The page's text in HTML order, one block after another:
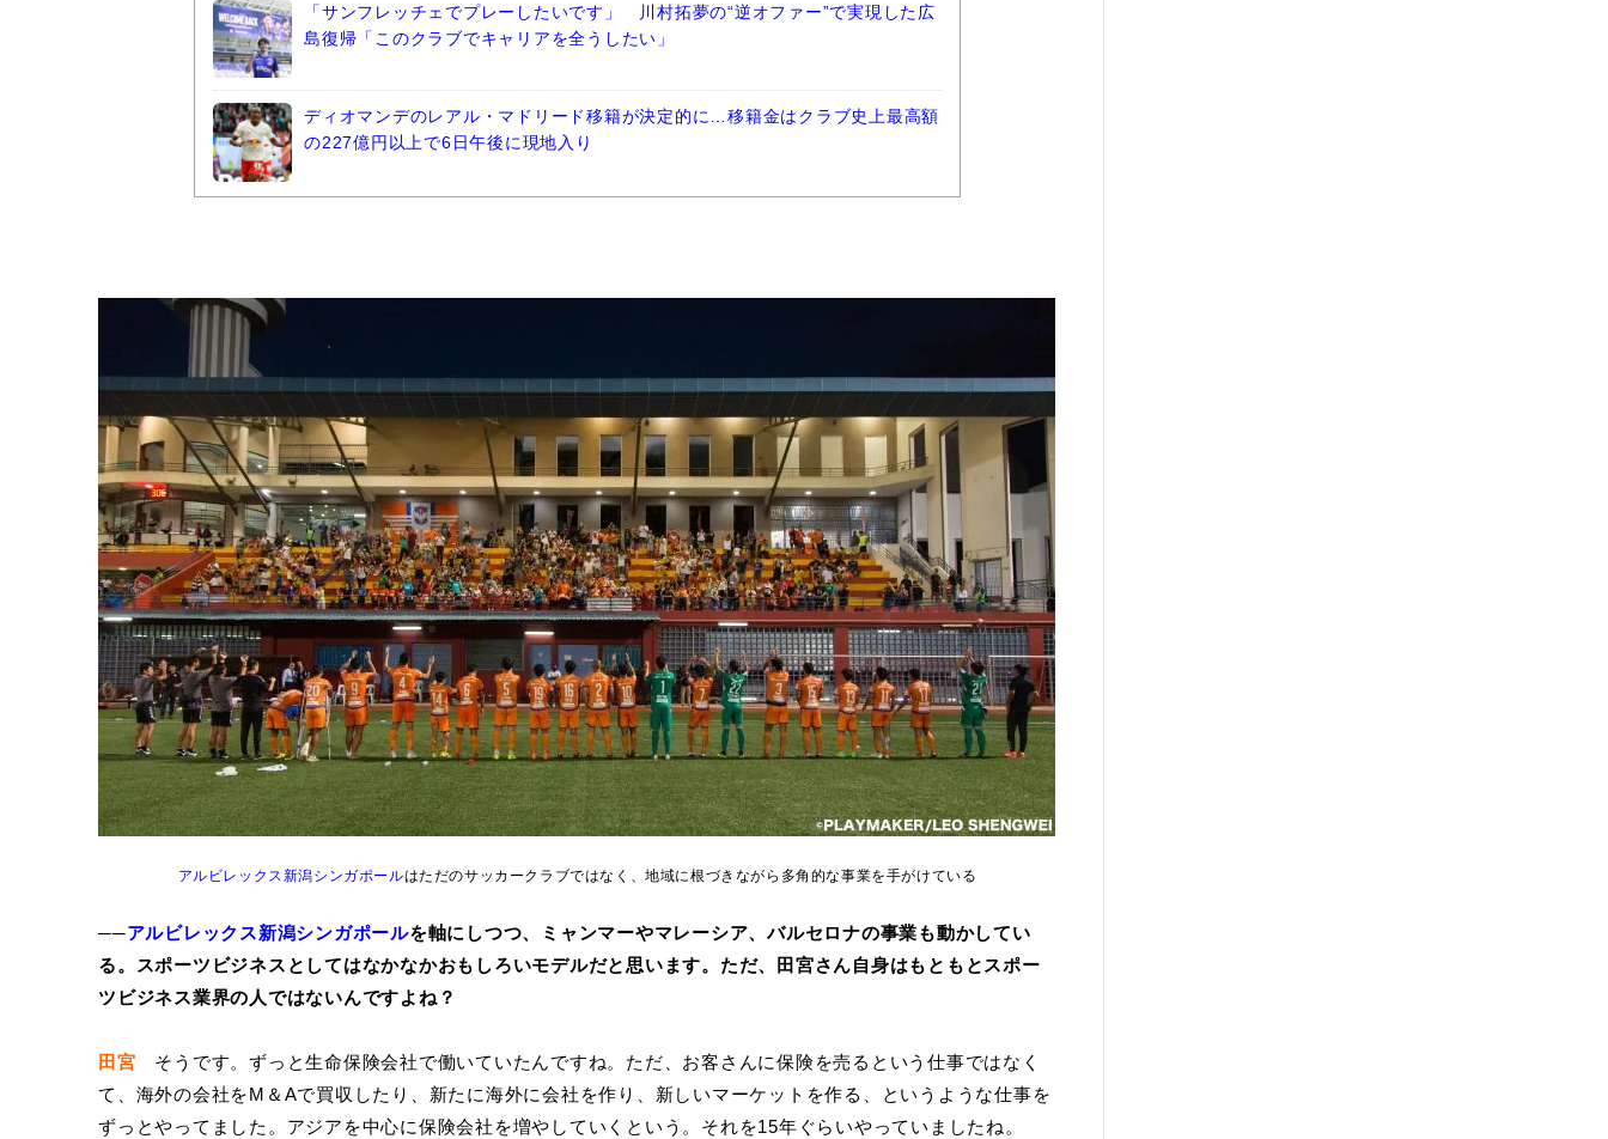
「サンフレッチェでプレーしたいです」 川村拓夢の“逆オファー”で実現した広
島復帰「このクラブでキャリアを全うしたい」
ディオマンデのレアル・マドリード移籍が決定的に…移籍金はクラブ史上最高額
の227億円以上で6日午後に現地入り
アルビレックス新潟シンガポールはただのサッカークラブではなく、地域に根づきながら多角的な事業を手がけている
──アルビレックス新潟シンガポールを軸にしつつ、ミャンマーやマレーシア、バルセロナの事業も動かしてい
る。スポーツビジネスとしてはなかなかおもしろいモデルだと思います。ただ、田宮さん自身はもともとスポー
ツビジネス業界の人ではないんですよね？
田宮 そうです。ずっと生命保険会社で働いていたんですね。ただ、お客さんに保険を売るという仕事ではなく
て、海外の会社をM＆Aで買収したり、新たに海外に会社を作り、新しいマーケットを作る、というような仕事を
ずっとやってました。アジアを中心に保険会社を増やしていくという。それを15年ぐらいやっていましたね。